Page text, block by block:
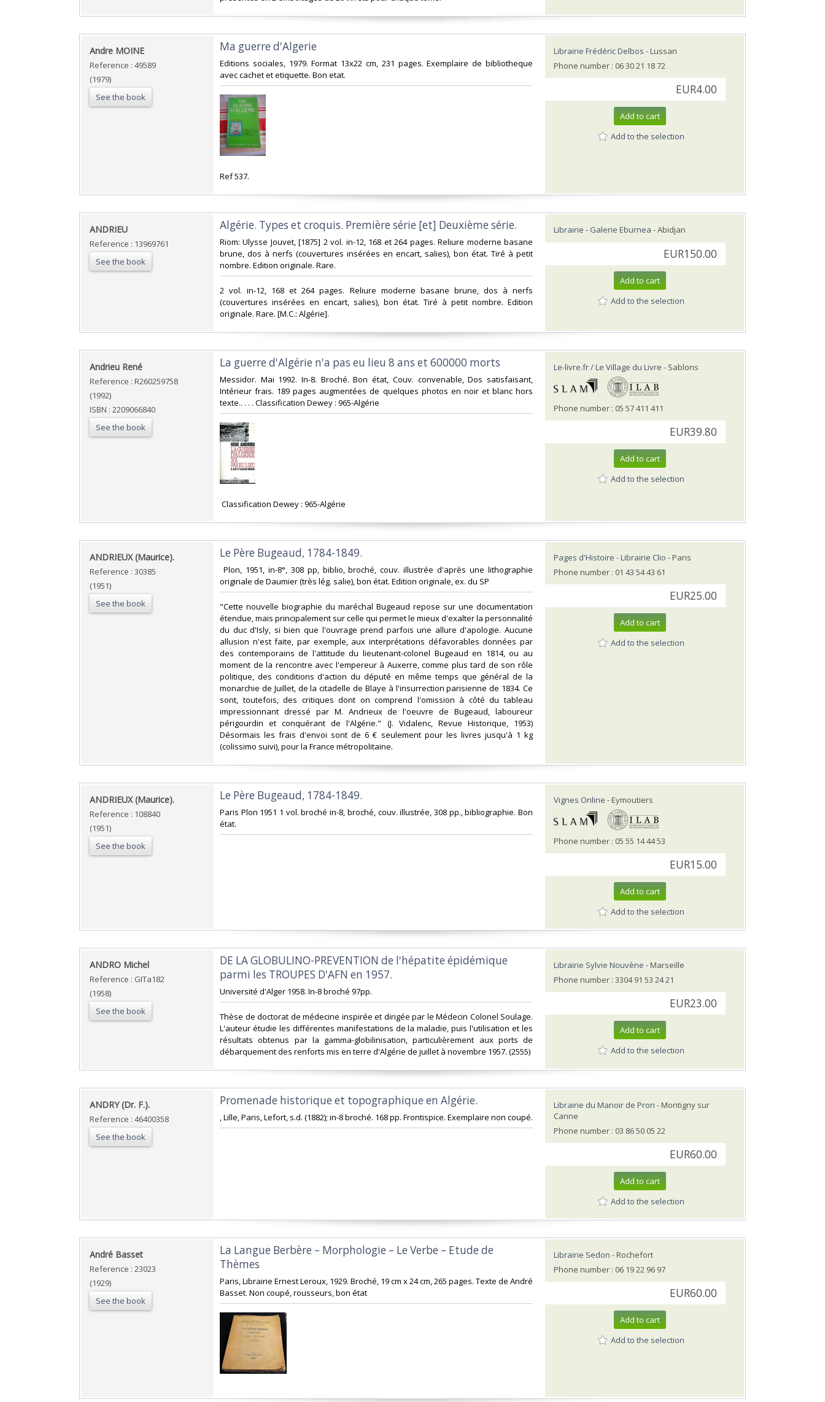
‎Andre MOINE‎
Reference : 49589
(1979)
See the book
‎Ma guerre d'Algerie ‎
‎Editions sociales, 1979. Format 13x22 cm, 231 pages. Exemplaire de bibliotheque
avec cachet et etiquette. Bon etat. ‎
‎Ref 537. ‎
Librairie Frédéric Delbos - Lussan
Phone number : 06 30 21 18 72
EUR4.00
Add to cart
Add to the selection
‎ANDRIEU‎
Reference : 13969761
See the book
‎Algérie. Types et croquis. Première série [et] Deuxième série.‎
‎Riom: Ulysse Jouvet, [1875] 2 vol. in-12, 168 et 264 pages. Reliure moderne basane
brune, dos à nerfs (couvertures insérées en encart, salies), bon état. Tiré à petit
nombre. Edition originale. Rare.‎
‎2 vol. in-12, 168 et 264 pages. Reliure moderne basane brune, dos à nerfs
(couvertures insérées en encart, salies), bon état. Tiré à petit nombre. Edition
originale. Rare. [M.C.: Algérie].‎
Librairie - Galerie Eburnea - Abidjan
EUR150.00
Add to cart
Add to the selection
‎Andrieu René‎
Reference : R260259758
(1992)
ISBN : 2209066840
See the book
‎La guerre d'Algérie n'a pas eu lieu 8 ans et 600000 morts‎
‎Messidor. Mai 1992. In-8. Broché. Bon état, Couv. convenable, Dos satisfaisant,
Intérieur frais. 189 pages augmentées de quelques photos en noir et blanc hors
texte.. . . . Classification Dewey : 965-Algérie‎
‎ Classification Dewey : 965-Algérie‎
Le-livre.fr / Le Village du Livre - Sablons
Phone number : 05 57 411 411
EUR39.80
Add to cart
Add to the selection
‎ANDRIEUX (Maurice).‎
Reference : 30385
(1951)
See the book
‎Le Père Bugeaud, 1784-1849.‎
‎ Plon, 1951, in-8°, 308 pp, biblio, broché, couv. illustrée d'après une lithographie
originale de Daumier (très lég. salie), bon état. Edition originale, ex. du SP‎
‎"Cette nouvelle biographie du maréchal Bugeaud repose sur une documentation
étendue, mais principalement sur celle qui permet le mieux d'exalter la personnalité
du duc d'Isly, si bien que l'ouvrage prend parfois une allure d'apologie. Aucune
allusion n'est faite, par exemple, aux interprétations défavorables données par
des contemporains de l'attitude du lieutenant-colonel Bugeaud en 1814, ou au
moment de la rencontre avec l'empereur à Auxerre, comme plus tard de son rôle
politique, des conditions d'action du député en même temps que général de la
monarchie de Juillet, de la citadelle de Blaye à l'insurrection parisienne de 1834. Ce
sont, toutefois, des critiques dont on comprend l'omission à côté du tableau
impressionnant dressé par M. Andrieux de l'oeuvre de Bugeaud, laboureur
périgourdin et conquérant de l'Algérie." (J. Vidalenc, Revue Historique, 1953)
Désormais les frais d'envoi sont de 6 € seulement pour les livres jusqu'à 1 kg
(colissimo suivi), pour la France métropolitaine.‎
Pages d'Histoire - Librairie Clio - Paris
Phone number : 01 43 54 43 61
EUR25.00
Add to cart
Add to the selection
‎ANDRIEUX (Maurice).‎
Reference : 108840
(1951)
See the book
‎Le Père Bugeaud, 1784-1849.‎
‎Paris Plon 1951 1 vol. broché in-8, broché, couv. illustrée, 308 pp., bibliographie. Bon
état.‎
Vignes Online - Eymoutiers
Phone number : 05 55 14 44 53
EUR15.00
Add to cart
Add to the selection
‎ANDRO Michel‎
Reference : GITa182
(1958)
See the book
‎DE LA GLOBULINO-PREVENTION de l'hépatite épidémique
parmi les TROUPES D'AFN en 1957.‎
‎Université d'Alger 1958. In-8 broché 97pp. ‎
‎Thèse de doctorat de médecine inspirée et dirigée par le Médecin Colonel Soulage.
L'auteur étudie les différentes manifestations de la maladie, puis l'utilisation et les
résultats obtenus par la gamma-globilinisation, particulièrement aux ports de
débarquement des renforts mis en terre d'Algérie de juillet à novembre 1957. (2555) ‎
Librairie Sylvie Nouvène - Marseille
Phone number : 3304 91 53 24 21
EUR23.00
Add to cart
Add to the selection
‎ANDRY (Dr. F.). ‎
Reference : 46400358
See the book
‎Promenade historique et topographique en Algérie.‎
‎, Lille, Paris, Lefort, s.d. (1882); in-8 broché. 168 pp. Frontispice. Exemplaire non coupé.‎
Librairie du Manoir de Pron - Montigny sur
Canne
Phone number : 03 86 50 05 22
EUR60.00
Add to cart
Add to the selection
‎André Basset‎
Reference : 23023
(1929)
See the book
‎La Langue Berbère – Morphologie – Le Verbe – Etude de
Thèmes ‎
‎Paris, Librairie Ernest Leroux, 1929. Broché, 19 cm x 24 cm, 265 pages. Texte de André
Basset. Non coupé, rousseurs, bon état ‎
Librairie Sedon - Rochefort
Phone number : 06 19 22 96 97
EUR60.00
Add to cart
Add to the selection